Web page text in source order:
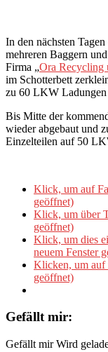
In den nächsten
mehreren Baggern
Firma „Ora Recycling
im Schotterbett
zu 60 LKW Ladungen
Bis Mitte der
wieder abgebaut und
Einzelteilen auf 50
Klick, um auf
geöffnet)
Klick, um über
geöffnet)
Klick, um dies
neuem Fenster
Klicken, um auf
geöffnet)
Gefällt mir:
Gefällt mir Wird